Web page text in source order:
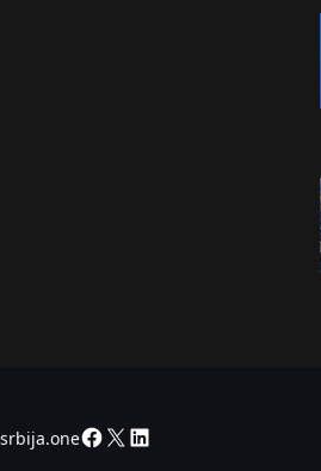
srbija.oneFacebook
X LinkedIn